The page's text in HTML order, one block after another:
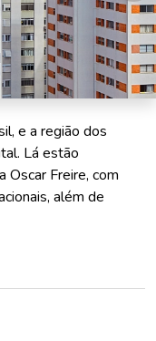
e a região dos
Lá estão
Oscar Freire, com
além de